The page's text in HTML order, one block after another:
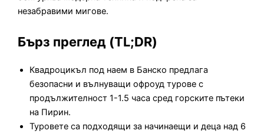
незабравими мигове.
Бърз преглед (TL;DR)
Квадроцикъл под наем в Банско предлага
безопасни и вълнуващи офроуд турове с
продължителност 1-1.5 часа сред горските пътеки
на Пирин.
Туровете са подходящи за начинаещи и деца над 6